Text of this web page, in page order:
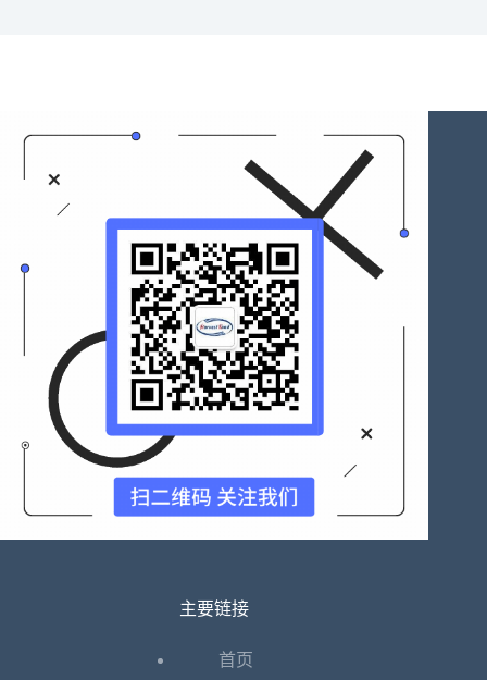
主要链接
首页